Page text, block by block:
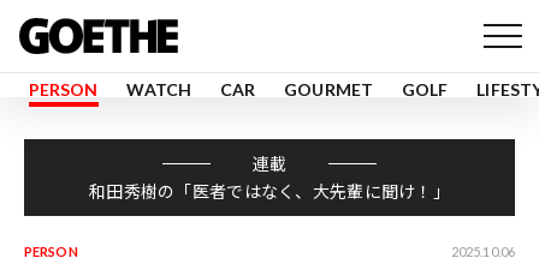
PERSON WATCH CAR GOURMET GOLF
連載
和田秀樹の「医者ではなく、大先輩に聞け！」
PERSON 2025.10.06